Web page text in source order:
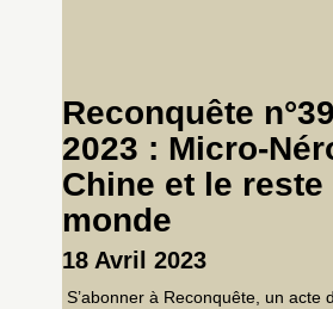
Reconquête
2023 : Micro-
Chine et le reste
monde
18 Avril 2023
S’abonner à Reconquête, un acte